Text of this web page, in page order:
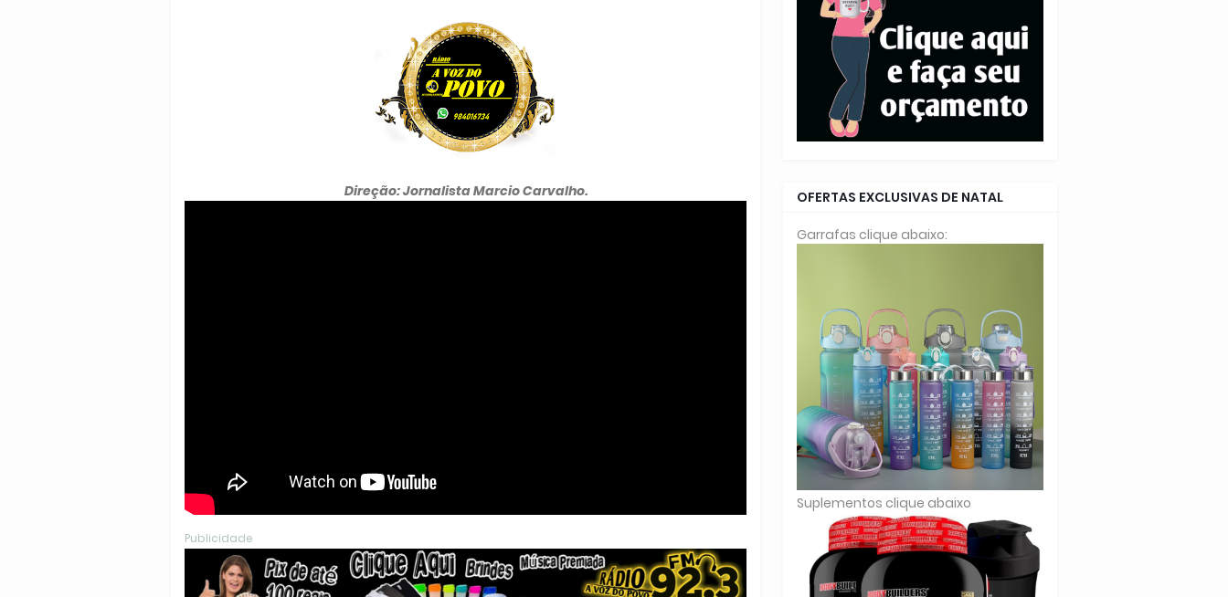
Direção: Jornalista Marcio Carvalho.
Publicidade
OFERTAS EXCLUSIVAS DE NATAL
Garrafas clique abaixo:
Suplementos clique abaixo